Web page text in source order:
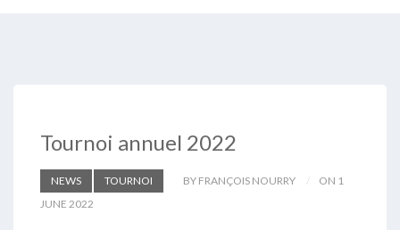
Tournoi annuel 2022
NEWS TOURNOI BY FRANÇOIS NOURRY
ON 1
JUNE 2022